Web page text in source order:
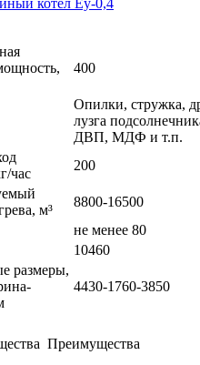
400
Опилки, стружка,
лузга
ДВП, МДФ и т.п.
час
200
м³
8800-16500
не менее 80
10460
размеры,
4430-1760-3850
Преимущества